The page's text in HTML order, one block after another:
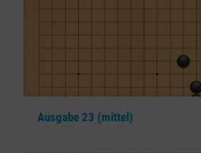
Ausgabe 23 (mittel)